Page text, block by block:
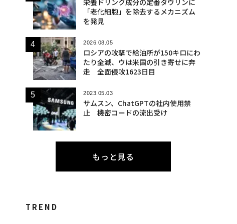
「老化細胞」を除去するメカニズム
を発見
2026.08.05
ロシアの攻撃で給油所が150キロにわ
たり全滅、ウは米国の引き寄せに奔
走 全面侵攻1623日目
2023.05.03
サムスン、ChatGPTの社内使用禁
止 機密コードの流出受け
もっと見る
TREND